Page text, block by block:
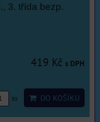
3. třída bezp.
419 Kč s DPH
ks DO KOŠÍKU